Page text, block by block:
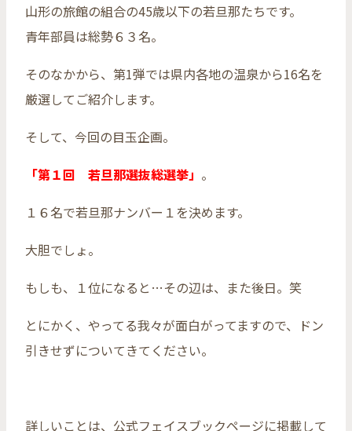
山形の旅館の組合の45歳以下の若旦那たちです。
青年部員は総勢６３名。
そのなかから、第1弾では県内各地の温泉から16名を
厳選してご紹介します。
そして、今回の目玉企画。
「第１回 若旦那選抜総選挙」 。
１６名で若旦那ナンバー１を決めます。
大胆でしょ。
もしも、１位になると…その辺は、また後日。笑
とにかく、やってる我々が面白がってますので、ドン
引きせずについてきてください。
詳しいことは、公式フェイスブックページに掲載して